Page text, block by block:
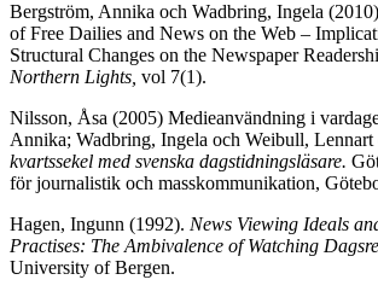
Bergström, Annika och Wadbring, Ingela
of Free Dailies and News on the Web –
Structural Changes on the Newspaper
Northern Lights, vol 7(1).
Nilsson, Åsa (2005) Medieanvändning i
Annika; Wadbring, Ingela och Weibull, Lennart
kvartssekel med svenska dagstidningsläsare.
för journalistik och masskommunikation,
Hagen, Ingunn (1992). News Viewing Ideals
Practises: The Ambivalence of Watching
University of Bergen.